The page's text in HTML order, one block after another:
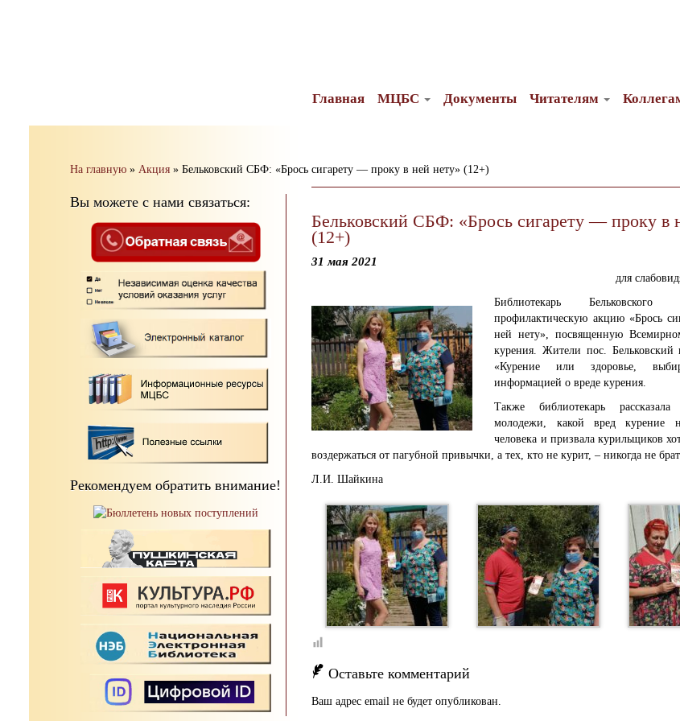
Главная МЦБС Документы Читателям
На главную » Акция » Бельковский СБФ: «Брось сигарету — проку в ней нету» (12+)
Вы можете с нами связаться:
Рекомендуем обратить внимание!
Бельковский СБФ: «Брось сигарету — проку в
(12+)
31 мая 2021
для
Библиотекарь
профилактическую акцию «Брось
ней нету», посвященную
курения. Жители пос. Бельковский
«Курение или здоровье,
информацией о вреде курения.
Также библиотекарь
молодежи, какой вред курение
человека и призвала курильщиков
воздержаться от пагубной привычки, а тех, кто не курит, – никогда не
Л.И. Шайкина
Оставьте комментарий
Ваш адрес email не будет опубликован.